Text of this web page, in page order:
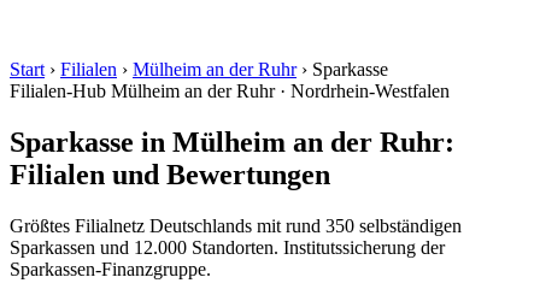
Start › Filialen › Mülheim an der Ruhr › Sparkasse
Filialen-Hub Mülheim an der Ruhr · Nordrhein-Westfalen
Sparkasse in Mülheim an der Ruhr:
Filialen und Bewertungen
Größtes Filialnetz Deutschlands mit rund 350 selbständigen
Sparkassen und 12.000 Standorten. Institutssicherung der
Sparkassen-Finanzgruppe.